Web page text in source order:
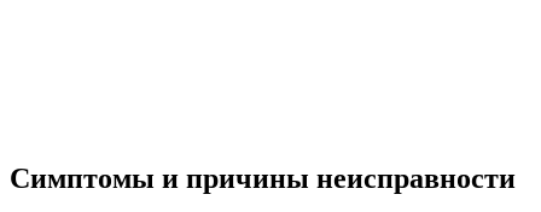
Симптомы и причины неисправности